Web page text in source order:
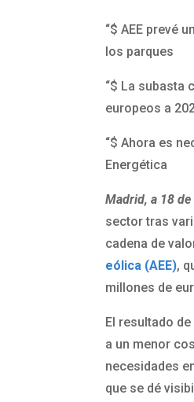
“$ AEE prevé
los parques
“$ La subasta
europeos a
“$ Ahora es
Energética
Madrid, a 18
sector tras
cadena de
eólica (AEE),
millones de
El resultado
a un menor
necesidades
que se dé